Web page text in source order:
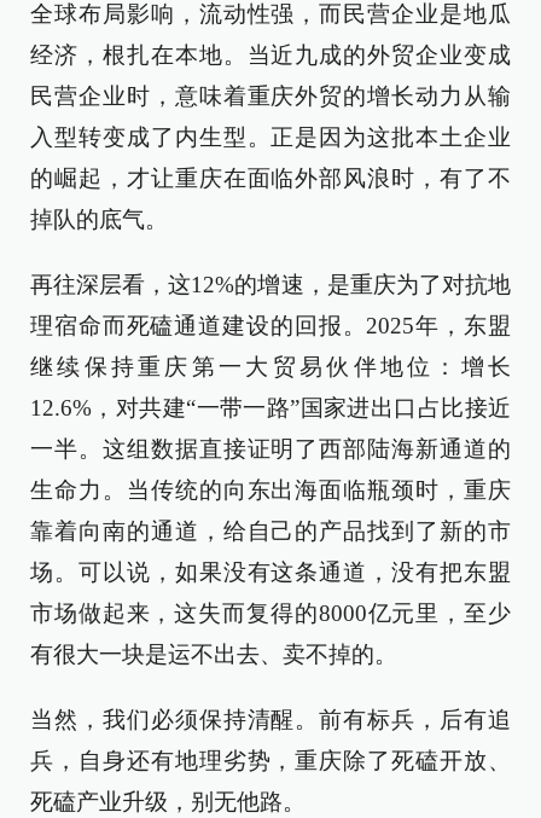
全球布局影响，流动性强，而民营企业是地瓜
经济，根扎在本地。当近九成的外贸企业变成
民营企业时，意味着重庆外贸的增长动力从输
入型转变成了内生型。正是因为这批本土企业
的崛起，才让重庆在面临外部风浪时，有了不
掉队的底气。
再往深层看，这12%的增速，是重庆为了对抗地
理宿命而死磕通道建设的回报。2025年，东盟
继续保持重庆第一大贸易伙伴地位：增长
12.6%，对共建“一带一路”国家进出口占比接近
一半。这组数据直接证明了西部陆海新通道的
生命力。当传统的向东出海面临瓶颈时，重庆
靠着向南的通道，给自己的产品找到了新的市
场。可以说，如果没有这条通道，没有把东盟
市场做起来，这失而复得的8000亿元里，至少
有很大一块是运不出去、卖不掉的。
当然，我们必须保持清醒。前有标兵，后有追
兵，自身还有地理劣势，重庆除了死磕开放、
死磕产业升级，别无他路。